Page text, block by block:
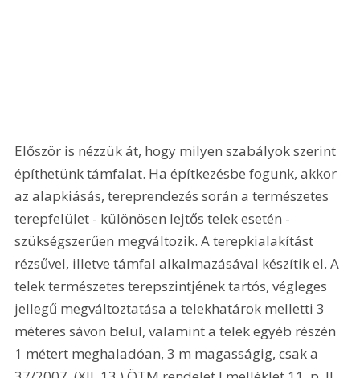
Először is nézzük át, hogy milyen szabályok szerint
építhetünk támfalat. Ha építkezésbe fogunk, akkor
az alapkiásás, tereprendezés során a természetes
terepfelület - különösen lejtős telek esetén -
szükségszerűen megváltozik. A terepkialakítást
rézsűvel, illetve támfal alkalmazásával készítik el. A
telek természetes terepszintjének tartós, végleges
jellegű megváltoztatása a telekhatárok melletti 3
méteres sávon belül, valamint a telek egyéb részén
1 métert meghaladóan, 3 m magasságig, csak a